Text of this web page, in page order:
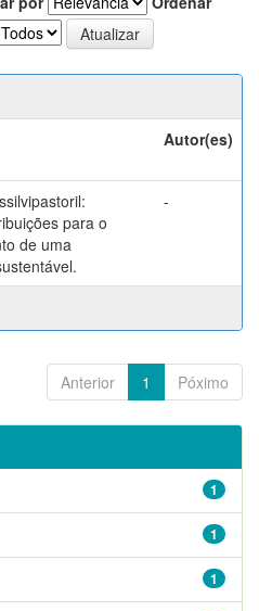
Autor(es)
para o
de uma
-
Anterior 1 Póximo
1
1
1